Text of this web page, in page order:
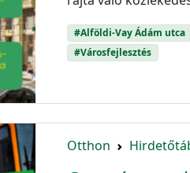
#Alföldi-Vay Ádám utca
#Városfejlesztés
Otthon